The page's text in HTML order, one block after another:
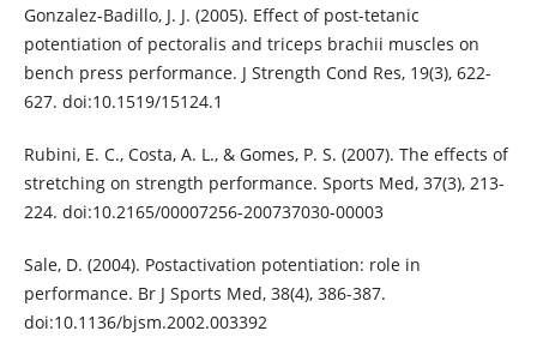
Gonzalez-Badillo, J. J. (2005). Effect of post-tetanic
potentiation of pectoralis and triceps brachii muscles on
bench press performance. J Strength Cond Res, 19(3), 622-
627. doi:10.1519/15124.1
Rubini, E. C., Costa, A. L., & Gomes, P. S. (2007). The effects of
stretching on strength performance. Sports Med, 37(3), 213-
224. doi:10.2165/00007256-200737030-00003
Sale, D. (2004). Postactivation potentiation: role in
performance. Br J Sports Med, 38(4), 386-387.
doi:10.1136/bjsm.2002.003392